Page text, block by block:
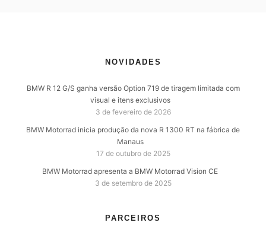
NOVIDADES
BMW R 12 G/S ganha versão Option 719 de tiragem limitada com
visual e itens exclusivos
3 de fevereiro de 2026
BMW Motorrad inicia produção da nova R 1300 RT na fábrica de
Manaus
17 de outubro de 2025
BMW Motorrad apresenta a BMW Motorrad Vision CE
3 de setembro de 2025
PARCEIROS